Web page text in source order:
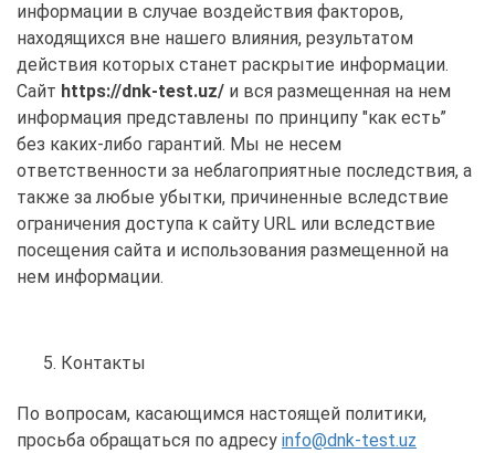
информации в случае воздействия факторов,
находящихся вне нашего влияния, результатом
действия которых станет раскрытие информации.
Сайт https://dnk-test.uz/ и вся размещенная на нем
информация представлены по принципу "как есть”
без каких-либо гарантий. Мы не несем
ответственности за неблагоприятные последствия, а
также за любые убытки, причиненные вследствие
ограничения доступа к сайту URL или вследствие
посещения сайта и использования размещенной на
нем информации.
Контакты
По вопросам, касающимся настоящей политики,
просьба обращаться по адресу info@dnk-test.uz